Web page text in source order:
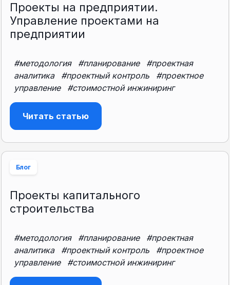
Проекты на предприятии.
Управление проектами на
предприятии
#методология #планирование
#проектная
аналитика
#проектный контроль
#проектное
управление
#стоимостной инжиниринг
Читать статью
Блог
Проекты капитального
строительства
#методология #планирование
#проектная
аналитика
#проектный контроль
#проектное
управление
#стоимостной инжиниринг